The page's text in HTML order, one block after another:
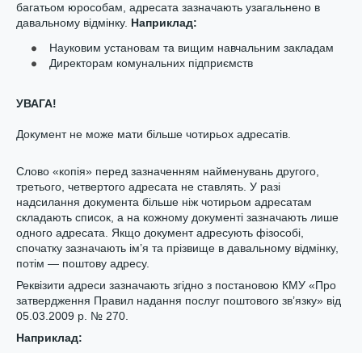
багатьом юрособам, адресата зазначають узагальнено в
давальному відмінку. Наприклад:
Науковим установам та вищим навчальним закладам
Директорам комунальних підприємств
УВАГА!
Документ не може мати більше чотирьох адресатів.
Слово «копія» перед зазначенням найменувань другого,
третього, четвертого адресата не ставлять. У разі
надсилання документа більше ніж чотирьом адресатам
складають список, а на кожному документі зазначають лише
одного адресата. Якщо документ адресують фізособі,
спочатку зазначають ім’я та прізвище в давальному відмінку,
потім — поштову адресу.
Реквізити адреси зазначають згідно з постановою КМУ «Про
затвердження Правил надання послуг поштового зв’язку» від
05.03.2009 р. № 270.
Наприклад: